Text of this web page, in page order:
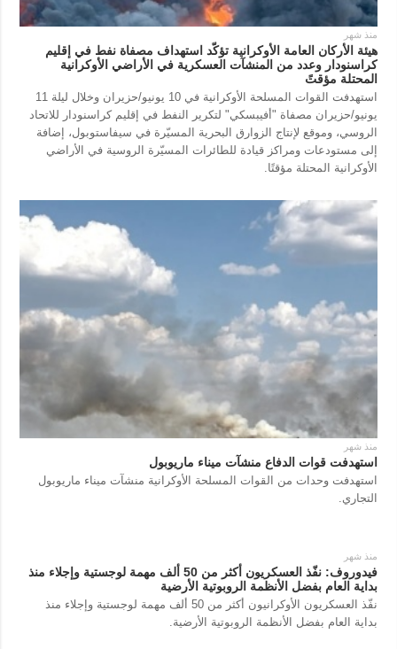
منذ شهر
هيئة الأركان العامة الأوكرانية تؤكّد استهداف مصفاة نفط في إقليم
كراسنودار وعدد من المنشآت العسكرية في الأراضي الأوكرانية
المحتلة مؤقتً
استهدفت القوات المسلحة الأوكرانية في 10 يونيو/حزيران وخلال ليلة 11
يونيو/حزيران مصفاة "أفيبسكي" لتكرير النفط في إقليم كراسنودار للاتحاد
الروسي، وموقع لإنتاج الزوارق البحرية المسيّرة في سيفاستوبول، إضافة
إلى مستودعات ومراكز قيادة للطائرات المسيّرة الروسية في الأراضي
الأوكرانية المحتلة مؤقتًا.
منذ شهر
استهدفت قوات الدفاع منشآت ميناء ماريوبول
استهدفت وحدات من القوات المسلحة الأوكرانية منشآت ميناء ماريوبول
التجاري.
منذ شهر
فيدوروف: نفّذ العسكريون أكثر من 50 ألف مهمة لوجستية وإجلاء منذ
بداية العام بفضل الأنظمة الروبوتية الأرضية
نفّذ العسكريون الأوكرانيون أكثر من 50 ألف مهمة لوجستية وإجلاء منذ
بداية العام بفضل الأنظمة الروبوتية الأرضية.